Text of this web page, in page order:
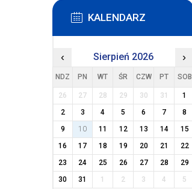
KALENDARZ
‹ Sierpień 2026 ›
NDZ PN WT ŚR CZW PT SOB
26 27 28 29 30 31
1
2
3 4 5 6 7
8
9
10 11 12 13 14
15
16
17 18 19 20 21
22
23
24 25 26 27 28
29
30
31 1 2 3 4 5